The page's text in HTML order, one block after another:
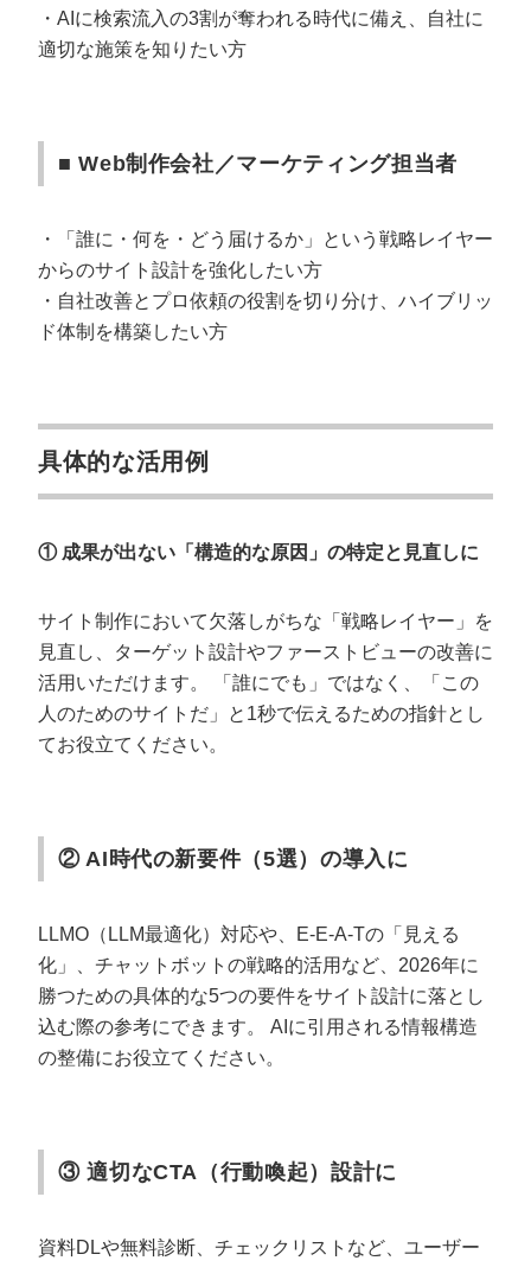
・AIに検索流入の3割が奪われる時代に備え、自社に
適切な施策を知りたい方
■ Web制作会社／マーケティング担当者
・「誰に・何を・どう届けるか」という戦略レイヤー
からのサイト設計を強化したい方
・自社改善とプロ依頼の役割を切り分け、ハイブリッ
ド体制を構築したい方
具体的な活用例
① 成果が出ない「構造的な原因」の特定と見直しに
サイト制作において欠落しがちな「戦略レイヤー」を
見直し、ターゲット設計やファーストビューの改善に
活用いただけます。
「誰にでも」ではなく、「この
人のためのサイトだ」と1秒で伝えるための指針とし
てお役立てください。
② AI時代の新要件（5選）の導入に
LLMO（LLM最適化）対応や、E-E-A-Tの「見える
化」、チャットボットの戦略的活用など、2026年に
勝つための具体的な5つの要件をサイト設計に落とし
込む際の参考にできます。
AIに引用される情報構造
の整備にお役立てください。
③ 適切なCTA（行動喚起）設計に
資料DLや無料診断、チェックリストなど、ユーザー